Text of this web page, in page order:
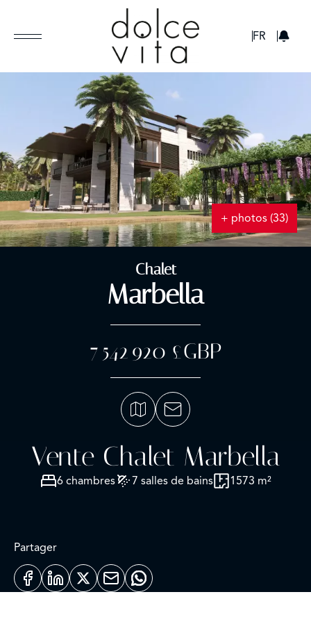
FR
+ photos (33)
Chalet
Marbella
7 542 920 £GBP
Vente Chalet Marbella
6 chambres 7 salles de bains 1573 m²
Partager